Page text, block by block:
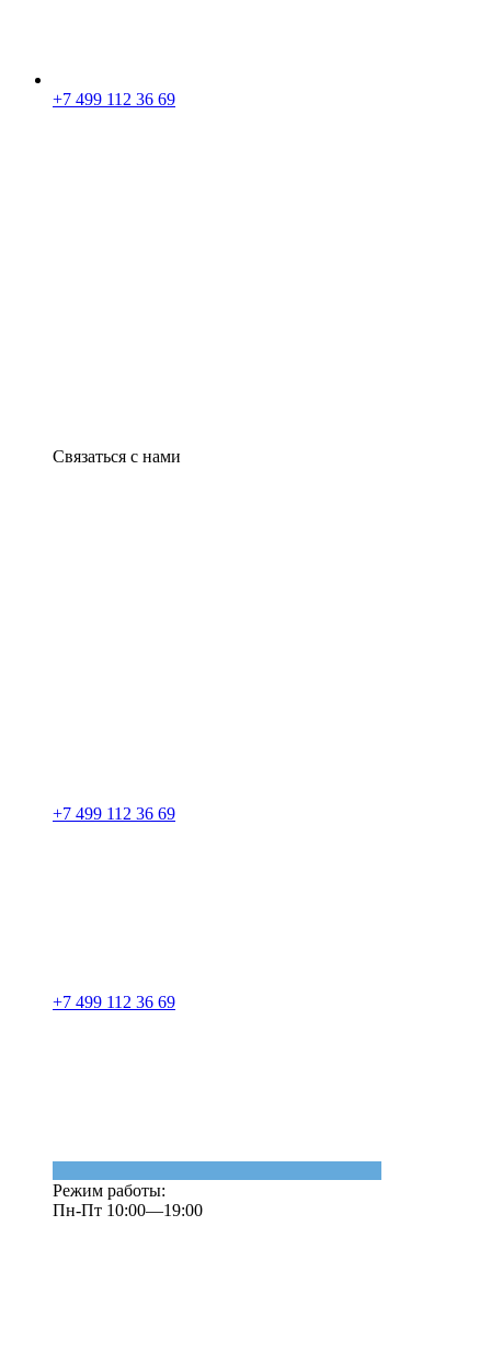
+7 499 112 36 69
Связаться с нами
+7 499 112 36 69
+7 499 112 36 69
Режим работы:
Пн-Пт 10:00—19:00